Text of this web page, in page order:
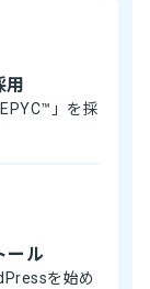
」を採
ール
を始め